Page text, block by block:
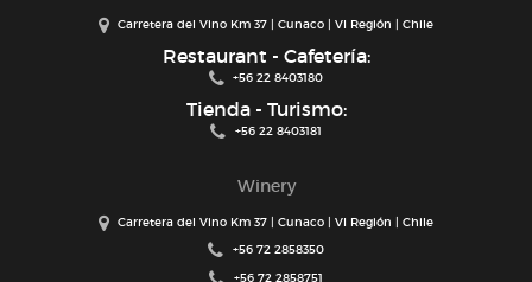
Carretera del Vino Km 37 | Cunaco | VI Región | Chile
Restaurant - Cafetería:
+56 22 8403180
Tienda - Turismo:
+56 22 8403181
Winery
Carretera del Vino Km 37 | Cunaco | VI Región | Chile
+56 72 2858350
+56 72 2858751